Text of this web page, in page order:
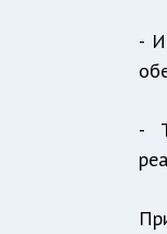
-
-